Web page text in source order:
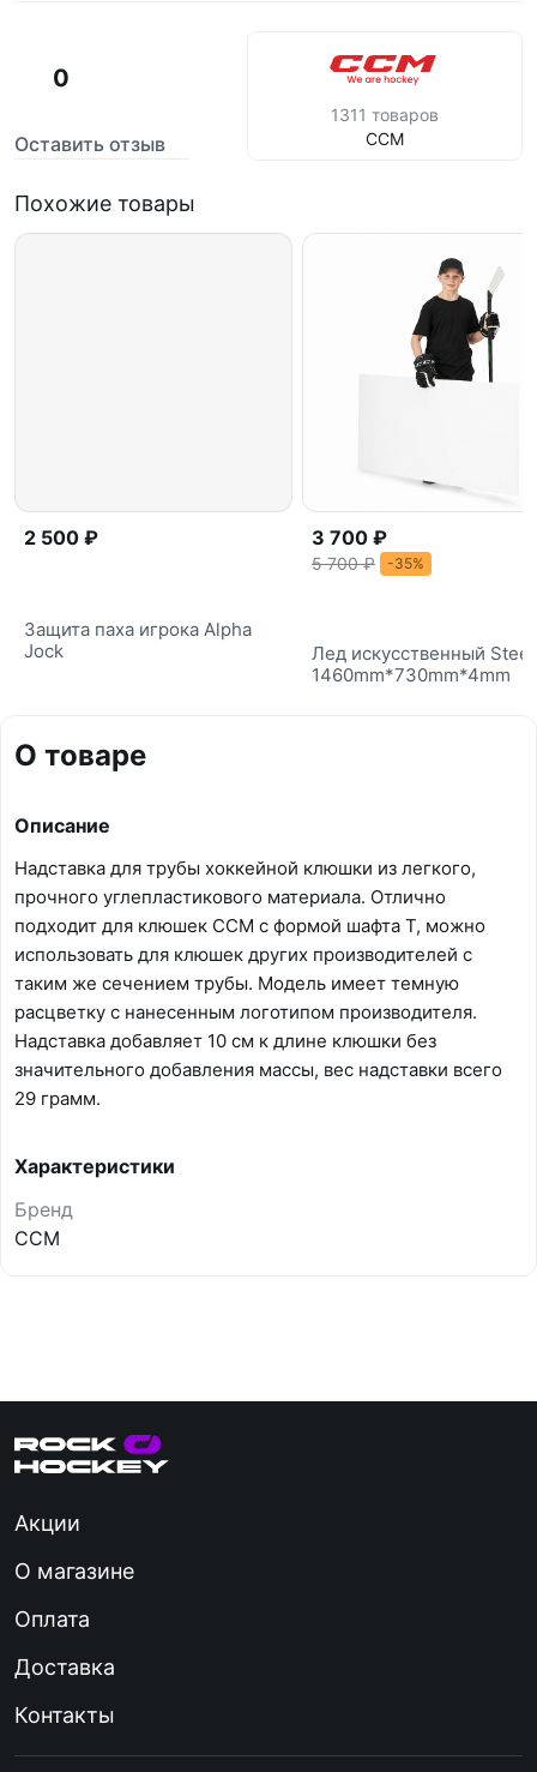
0
Оставить отзыв
1311 товаров
CCM
Похожие товары
2 500 ₽
Защита паха игрока Alpha
Jock
3 700 ₽
5 700 ₽ -35%
Лед искусственный Steel
1460mm*730mm*4mm
О товаре
Описание
Надставка для трубы хоккейной клюшки из легкого,
прочного углепластикового материала. Отлично
подходит для клюшек CCM с формой шафта Т, можно
использовать для клюшек других производителей с
таким же сечением трубы. Модель имеет темную
расцветку с нанесенным логотипом производителя.
Надставка добавляет 10 см к длине клюшки без
значительного добавления массы, вес надставки всего
29 грамм.
Характеристики
Бренд
CCM
Акции
О магазине
Оплата
Доставка
Контакты